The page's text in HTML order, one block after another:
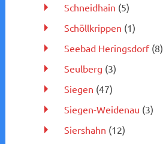
Schneidhain (5)
Schöllkrippen (1)
Seebad Heringsdorf(8)
Seulberg (3)
Siegen (47)
Siegen-Weidenau (3)
Siershahn (12)